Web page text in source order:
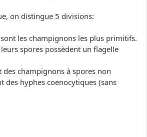
on distingue 5 divisions:
sont les champignons les plus primitifs.
spores possèdent un flagelle
des champignons à spores non
des hyphes coenocytiques (sans